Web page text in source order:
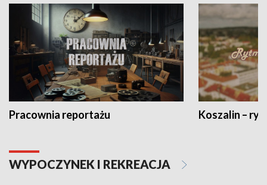
Pracownia reportażu Koszalin –
WYPOCZYNEK I REKREACJA